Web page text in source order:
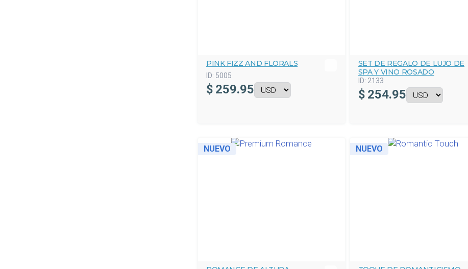
PINK FIZZ AND FLORALS
ID: 5005
$ 259.95
SET DE REGALO DE LUJO DE
SPA Y VINO ROSADO
ID: 2133
$ 254.95
NUEVO NUEVO